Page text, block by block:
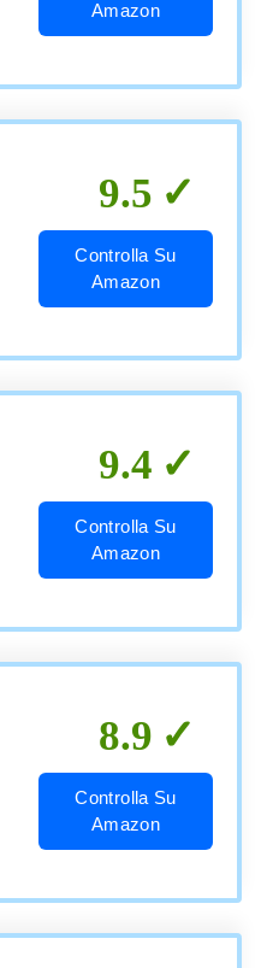
Amazon
9.5
Controlla Su
Amazon
9.4
Controlla Su
Amazon
8.9
Controlla Su
Amazon